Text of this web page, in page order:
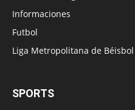
Informaciones
Futbol
Liga Metropolitana de Béisbol
SPORTS